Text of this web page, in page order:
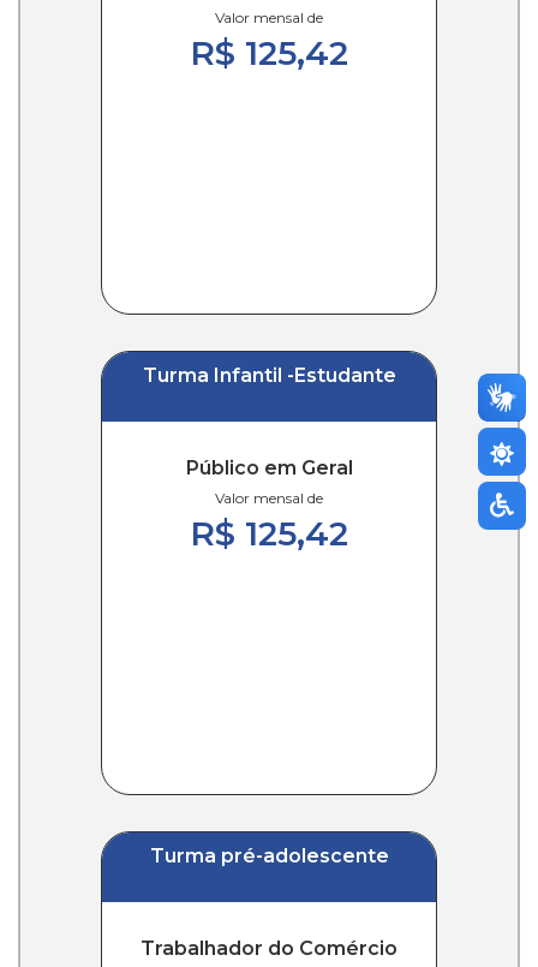
Valor mensal de
R$ 125,42
Turma Infantil -Estudante
Público em Geral
Valor mensal de
R$ 125,42
Turma pré-adolescente
Trabalhador do Comércio